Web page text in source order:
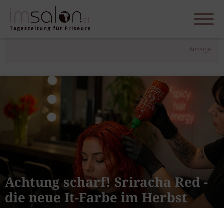
Anzeige
Achtung scharf! Sriracha Red -
die neue It-Farbe im Herbst